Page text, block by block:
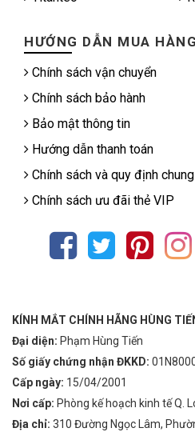
HƯỚNG DẪN MUA HÀNG
Chính sách vận chuyển
Chính sách bảo hành
Bảo mật thông tin
Hướng dẫn thanh toán
Chính sách và quy định chung
Chính sách ưu đãi thẻ VIP
KÍNH MẮT CHÍNH HÃNG HÙNG
Đại diện: Phạm Hùng Tiến
Số giấy chứng nhận ĐKKD:
Cấp ngày: 15/04/2001
Nơi cấp: Phòng kế hoạch kinh tế Q.
Địa chỉ: 310 Đường Ngọc Lâm,